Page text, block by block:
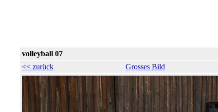
volleyball 07
<< zurück
Grosses Bild